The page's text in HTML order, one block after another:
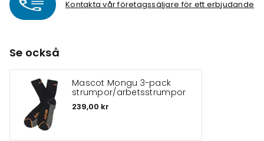
Kontakta vår företagssäljare för ett erbjudande
Se också
Mascot Mongu 3-pack
strumpor/arbetsstrumpor
239,00 kr